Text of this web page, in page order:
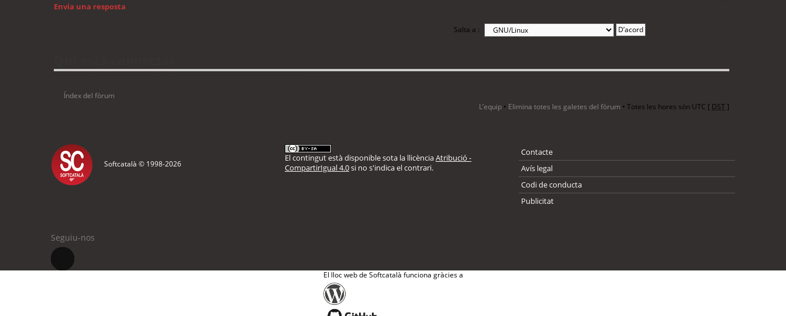
Envia una resposta
Salta a :
Índex del fòrum
L’equip • Elimina totes les galetes del fòrum • Totes les hores són UTC [ DST]
Softcatalà © 1998-2026
El contingut està disponible sota la llicènciaAtribució -
CompartirIgual 4.0si no s'indica el contrari.
Contacte
Avís legal
Codi de conducta
Publicitat
Seguiu-nos
El lloc web de Softcatalà funciona gràcies a